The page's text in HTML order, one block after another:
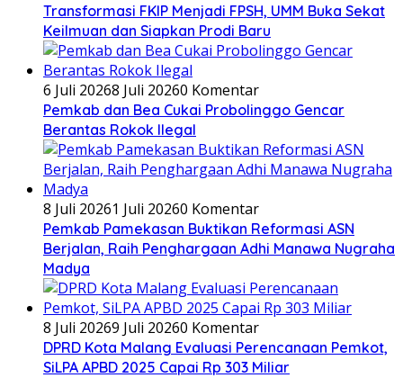
Transformasi FKIP Menjadi FPSH, UMM Buka Sekat
Keilmuan dan Siapkan Prodi Baru
6 Juli 20268 Juli 20260 Komentar
Pemkab dan Bea Cukai Probolinggo Gencar
Berantas Rokok Ilegal
8 Juli 20261 Juli 20260 Komentar
Pemkab Pamekasan Buktikan Reformasi ASN
Berjalan, Raih Penghargaan Adhi Manawa Nugraha
Madya
8 Juli 20269 Juli 20260 Komentar
DPRD Kota Malang Evaluasi Perencanaan Pemkot,
SiLPA APBD 2025 Capai Rp 303 Miliar